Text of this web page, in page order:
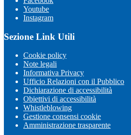
Youtube
Instagram
Sezione Link Utili
Cookie policy
Note legali
Informativa Privacy
Ufficio Relazioni con il Pubblico
Dichiarazione di accessibilità
Obiettivi di accessibilità
Whistleblowing
Gestione consensi cookie
Amministrazione trasparente